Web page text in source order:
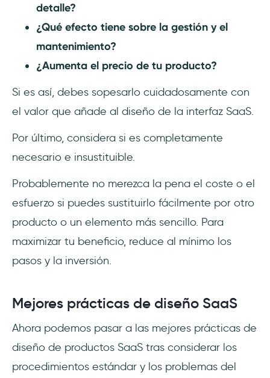
detalle?
¿Qué efecto tiene sobre la gestión y el
mantenimiento?
¿Aumenta el precio de tu producto?
Si es así, debes sopesarlo cuidadosamente con
el valor que añade al diseño de la interfaz SaaS.
Por último, considera si es completamente
necesario e insustituible.
Probablemente no merezca la pena el coste o el
esfuerzo si puedes sustituirlo fácilmente por otro
producto o un elemento más sencillo. Para
maximizar tu beneficio, reduce al mínimo los
pasos y la inversión.
Mejores prácticas de diseño SaaS
Ahora podemos pasar a las mejores prácticas de
diseño de productos SaaS tras considerar los
procedimientos estándar y los problemas del